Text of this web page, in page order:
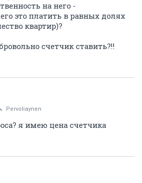
на него -
это платить в равных долях
квартир)?
счетчик ставить?!!
Pervoliaynen
я имею цена счетчика